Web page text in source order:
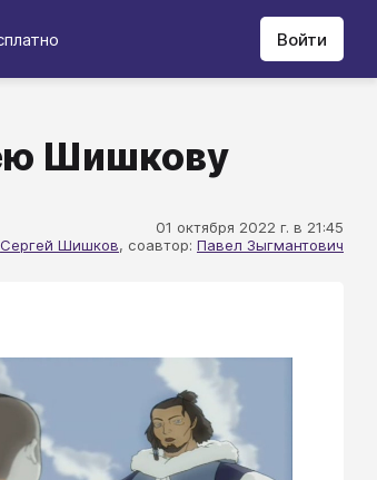
Войти
Шишкову
01 октября 2022 г. в 21:45
Сергей Шишков, соавтор: Павел Зыгмантович